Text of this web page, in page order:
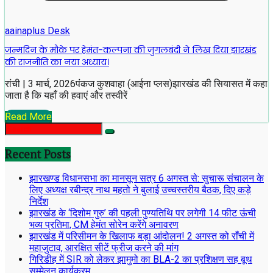
aainaplus Desk
जन्मदिन के मौके पर हेमंत-कल्पना की जुगलबंदी ने लिख दिया झारखंड
की राजनीति का नया अध्याय।
रांची | 3 मार्च, 2026पंकज कुशवाहा (आईना प्लस)झारखंड की सियासत में कहा
जाता है कि यहाँ की हवाएं और तस्वीरें
Read More
Recent Posts
झारखण्ड विधानसभा का मानसून सत्र 6 अगस्त से: सुचारू संचालन के
लिए अध्यक्ष रबीन्द्र नाथ महतो ने बुलाई उच्चस्तरीय बैठक, दिए कड़े
निर्देश
झारखंड के ‘दिशोम गुरु’ की पहली पुण्यतिथि पर लगेगी 14 फीट ऊंची
भव्य प्रतिमा, CM हेमंत सोरेन करेंगे अनावरण
झारखंड में परिसीमन के खिलाफ बड़ा आंदोलन! 2 अगस्त को राँची में
महाजुटाव, आरक्षित सीटें फ्रीज करने की मांग
गिरिडीह में SIR को लेकर झामुमो का BLA-2 का प्रशिक्षण सह बूथ